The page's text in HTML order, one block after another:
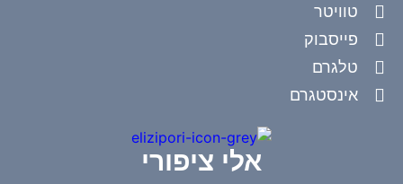
טוויטר
פייסבוק
טלגרם
אינסטגרם
אלי ציפורי